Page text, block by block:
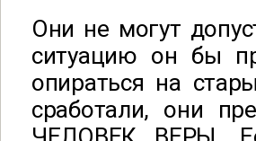
Они не могут
ситуацию он бы
опираться на
сработали, они